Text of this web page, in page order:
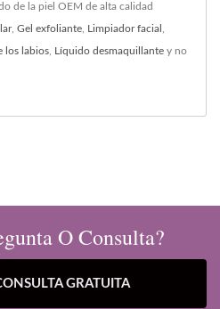
de la piel OEM de alta calidad
, Gel exfoliante, Limpiador facial ,
los labios, Líquido desmaquillante y no
O Consulta?
GRATUITA